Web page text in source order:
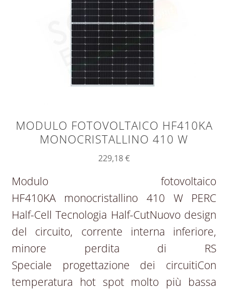
MODULO FOTOVOLTAICO HF410KA
MONOCRISTALLINO 410 W
229,18€
Modulo fotovoltaico
HF410KA monocristallino 410 W PERC
Half-Cell Tecnologia Half-CutNuovo design
del circuito, corrente interna inferiore,
minore perdita di RS
Speciale progettazione dei circuitiCon
temperatura hot spot molto più bassa